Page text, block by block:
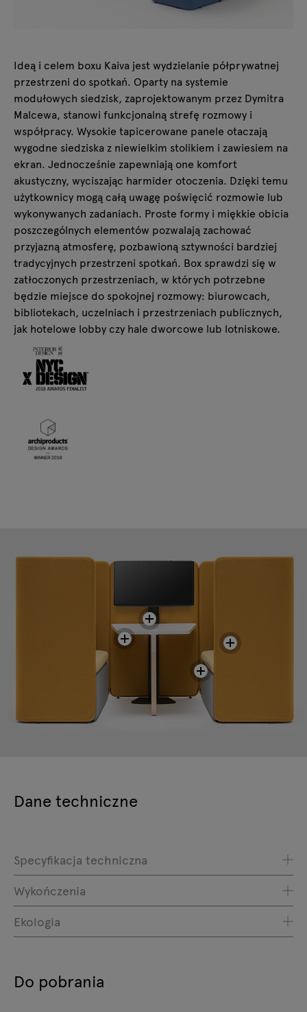
Ideą i celem boxu Kaiva jest wydzielanie półprywatnej
przestrzeni do spotkań. Oparty na systemie
modułowych siedzisk, zaprojektowanym przez Dymitra
Malcewa, stanowi funkcjonalną strefę rozmowy i
współpracy. Wysokie tapicerowane panele otaczają
wygodne siedziska z niewielkim stolikiem i zawiesiem na
ekran. Jednocześnie zapewniają one komfort
akustyczny, wyciszając harmider otoczenia. Dzięki temu
użytkownicy mogą całą uwagę poświęcić rozmowie lub
wykonywanych zadaniach. Proste formy i miękkie obicia
poszczególnych elementów pozwalają zachować
przyjazną atmosferę, pozbawioną sztywności bardziej
tradycyjnych przestrzeni spotkań. Box sprawdzi się w
zatłoczonych przestrzeniach, w których potrzebne
będzie miejsce do spokojnej rozmowy: biurowcach,
bibliotekach, uczelniach i przestrzeniach publicznych,
jak hotelowe lobby czy hale dworcowe lub lotniskowe.
Dane techniczne
Specyfikacja techniczna
Wykończenia
Ekologia
Do pobrania